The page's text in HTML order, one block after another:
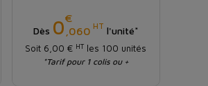
Dès 0€
,060 HT l'unité*
Soit 6,00 € HT les 100 unités
*Tarif pour 1 colis ou +